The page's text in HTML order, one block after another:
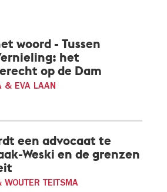
woord - Tussen
het
op de Dam
& EVA LAAN
een advocaat te
Weski en de grenzen
WOUTER TEITSMA